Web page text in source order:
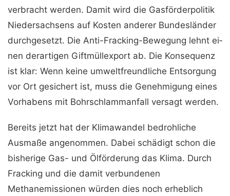
verbracht werden. Damit wird die Gasförderpolitik
Niedersachsens auf Kosten anderer Bundesländer
durchgesetzt. Die Anti-Fracking-Bewegung lehnt ei­
nen derartigen Giftmüllexport ab. Die Konsequenz
ist klar: Wenn keine umweltfreundliche Entsorgung
vor Ort gesichert ist, muss die Genehmigung eines
Vorhabens mit Bohrschlammanfall versagt werden.
Bereits jetzt hat der Klimawandel bedrohliche
Ausmaße angenommen. Dabei schä­digt schon die
bisherige Gas- und Ölförderung das Klima. Durch
Fracking und die damit verbundenen
Methanemissionen würden dies noch erheblich